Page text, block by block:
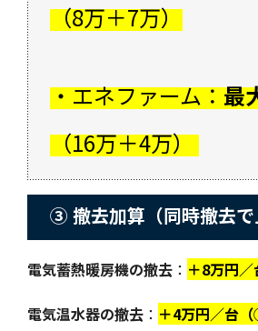
（8万＋7万）
・エネファーム：最
（16万＋4万）
③ 撤去加算（同時撤去で
電気蓄熱暖房機の撤去 ： ＋8万円／
電気温水器の撤去 ： ＋4万円／台